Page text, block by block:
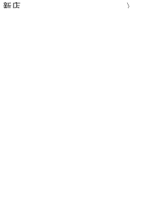
新店